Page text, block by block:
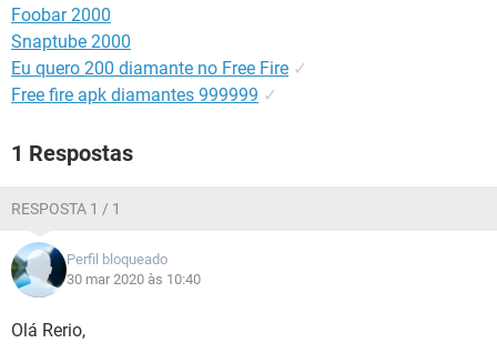
Foobar 2000
Snaptube 2000
Eu quero 200 diamante no Free Fire ✓
Free fire apk diamantes 999999 ✓
1 Respostas
RESPOSTA 1 / 1
Perfil bloqueado
30 mar 2020 às 10:40
Olá Rerio,